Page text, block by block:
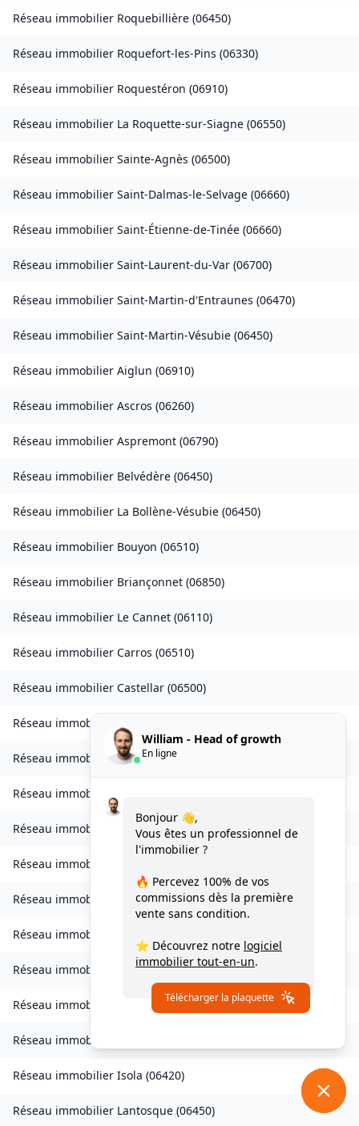
Réseau immobilier Roquebillière (06450)
Réseau immobilier Roquefort-les-Pins (06330)
Réseau immobilier Roquestéron (06910)
Réseau immobilier La Roquette-sur-Siagne (06550)
Réseau immobilier Sainte-Agnès (06500)
Réseau immobilier Saint-Dalmas-le-Selvage (06660)
Réseau immobilier Saint-Étienne-de-Tinée (06660)
Réseau immobilier Saint-Laurent-du-Var (06700)
Réseau immobilier Saint-Martin-d'Entraunes (06470)
Réseau immobilier Saint-Martin-Vésubie (06450)
Réseau immobilier Aiglun (06910)
Réseau immobilier Ascros (06260)
Réseau immobilier Aspremont (06790)
Réseau immobilier Belvédère (06450)
Réseau immobilier La Bollène-Vésubie (06450)
Réseau immobilier Bouyon (06510)
Réseau immobilier Briançonnet (06850)
Réseau immobilier Le Cannet (06110)
Réseau immobilier Carros (06510)
Réseau immobilier Castellar (06500)
Réseau immobilier
Réseau immobilierChâteauneuf-d'Entraunes
Réseau immobilier
Réseau immobilier Drap(06340)
Réseau immobilier
Réseau immobilier Gattières(06510
Réseau immobilier
Réseau immobilier Gilette(06830)
Réseau immobilier Gorbio 06500)
Réseau immobilier
Réseau immobilier Isola (06420)
Réseau immobilier Lantosque (06450)
William - Head of growth
En ligne
Bonjour 👋,
Vous êtes un professionnel de
l'immobilier ?
🔥 Percevez 100% de vos
commissions dès la première
vente sans condition.
⭐ Découvrez notre logiciel
immobilier tout-en-un.
Télécharger la plaquette